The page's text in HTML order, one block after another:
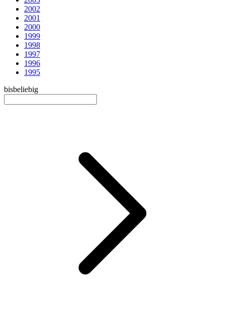
2002
2001
2000
1999
1998
1997
1996
1995
bisbeliebig